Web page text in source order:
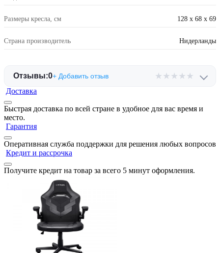
Размеры кресла, см 128 x 68 x 69
Страна производитель Нидерланды
Отзывы:0+ Добавить отзыв ★ ★ ★ ★ ★
Доставка
Быстрая доставка по всей стране в удобное для вас время и
место.
Гарантия
Оперативная служба поддержки для решения любых вопросов
Кредит и рассрочка
Получите кредит на товар за всего 5 минут оформления.